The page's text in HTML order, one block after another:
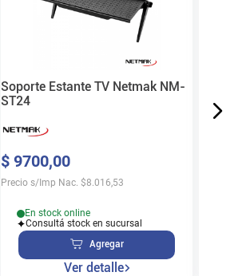
Soporte Estante TV Netmak NM-
ST24
$ 9700,00
Precio s/Imp Nac. $8.016,53
En stock online
Consultá stock en sucursal
Agregar
Ver detalle